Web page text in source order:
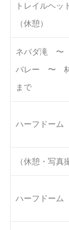
トレイルヘ
（休憩）
ネバダ滝 〜
バレー 〜
まで
ハーフドーム
（休憩・写真
ハーフドー